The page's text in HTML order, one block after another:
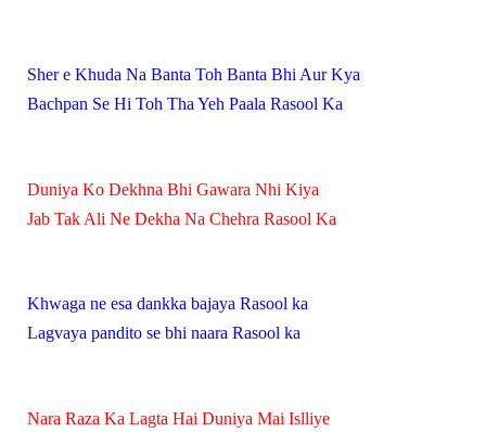
Sher e Khuda Na Banta Toh Banta Bhi Aur Kya
Bachpan Se Hi Toh Tha Yeh Paala Rasool Ka
Duniya Ko Dekhna Bhi Gawara Nhi Kiya
Jab Tak Ali Ne Dekha Na Chehra Rasool Ka
Khwaga ne esa dankka bajaya Rasool ka
Lagvaya pandito se bhi naara Rasool ka
Nara Raza Ka Lagta Hai Duniya Mai Islliye